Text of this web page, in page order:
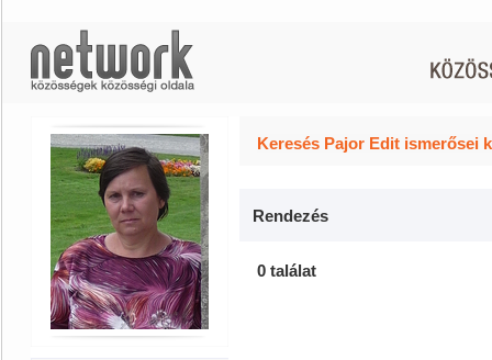
Keresés Pajor Edit ismerősei
Rendezés
0 találat